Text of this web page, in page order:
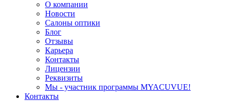
О компании
Новости
Салоны оптики
Блог
Отзывы
Карьера
Контакты
Лицензии
Реквизиты
Мы - участник программы MYACUVUE!
Контакты